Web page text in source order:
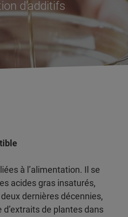
d’additifs
à l’alimentation. Il se
acides gras insaturés,
dernières décennies,
d’extraits de plantes dans